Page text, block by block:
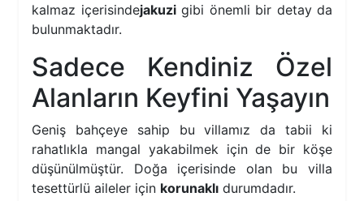
kalmaz içerisindejakuzigibi önemli bir detay da
bulunmaktadır.
Sadece Kendiniz Özel
Alanların Keyfini Yaşayın
Geniş bahçeye sahip bu villamız da tabii ki
rahatlıkla mangal yakabilmek için de bir köşe
düşünülmüştür. Doğa içerisinde olan bu villa
tesettürlü aileler için korunaklı durumdadır.